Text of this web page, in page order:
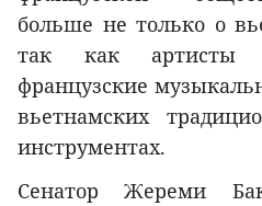
больше не только о
так как артисты
французские
вьетнамских
инструментах.
Сенатор Жереми